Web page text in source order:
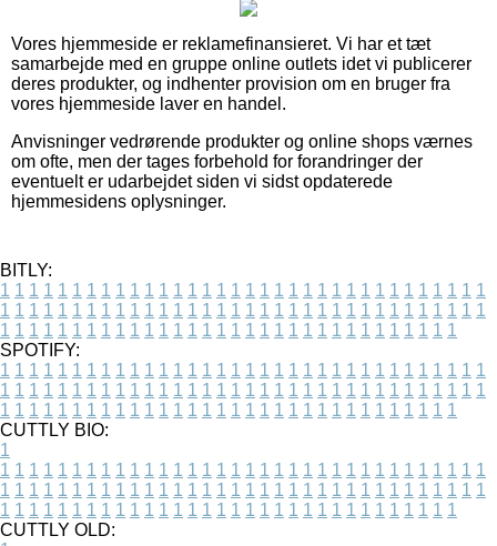
Vores hjemmeside er reklamefinansieret. Vi har et tæt
samarbejde med en gruppe online outlets idet vi publicerer
deres produkter, og indhenter provision om en bruger fra
vores hjemmeside laver en handel.
Anvisninger vedrørende produkter og online shops værnes
om ofte, men der tages forbehold for forandringer der
eventuelt er udarbejdet siden vi sidst opdaterede
hjemmesidens oplysninger.
BITLY:
1 1 1 1 1 1 1 1 1 1 1 1 1 1 1 1 1 1 1 1 1 1 1 1 1 1 1 1 1 1 1 1 1 1
1 1 1 1 1 1 1 1 1 1 1 1 1 1 1 1 1 1 1 1 1 1 1 1 1 1 1 1 1 1 1 1 1 1
1 1 1 1 1 1 1 1 1 1 1 1 1 1 1 1 1 1 1 1 1 1 1 1 1 1 1 1 1 1 1 1
SPOTIFY:
1 1 1 1 1 1 1 1 1 1 1 1 1 1 1 1 1 1 1 1 1 1 1 1 1 1 1 1 1 1 1 1 1 1
1 1 1 1 1 1 1 1 1 1 1 1 1 1 1 1 1 1 1 1 1 1 1 1 1 1 1 1 1 1 1 1 1 1
1 1 1 1 1 1 1 1 1 1 1 1 1 1 1 1 1 1 1 1 1 1 1 1 1 1 1 1 1 1 1 1
CUTTLY BIO:
1
1 1 1 1 1 1 1 1 1 1 1 1 1 1 1 1 1 1 1 1 1 1 1 1 1 1 1 1 1 1 1 1 1 1
1 1 1 1 1 1 1 1 1 1 1 1 1 1 1 1 1 1 1 1 1 1 1 1 1 1 1 1 1 1 1 1 1 1
1 1 1 1 1 1 1 1 1 1 1 1 1 1 1 1 1 1 1 1 1 1 1 1 1 1 1 1 1 1 1 1
CUTTLY OLD: